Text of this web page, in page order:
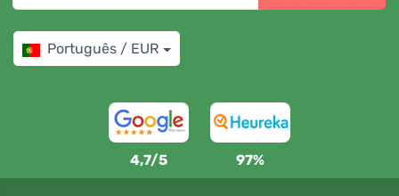
Português / EUR
4,7/5 97%